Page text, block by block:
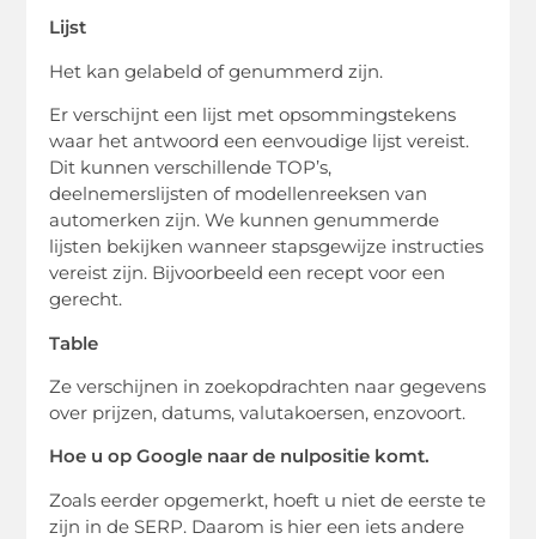
Lijst
Het kan gelabeld of genummerd zijn.
Er verschijnt een lijst met opsommingstekens
waar het antwoord een eenvoudige lijst vereist.
Dit kunnen verschillende TOP’s,
deelnemerslijsten of modellenreeksen van
automerken zijn. We kunnen genummerde
lijsten bekijken wanneer stapsgewijze instructies
vereist zijn. Bijvoorbeeld een recept voor een
gerecht.
Table
Ze verschijnen in zoekopdrachten naar gegevens
over prijzen, datums, valutakoersen, enzovoort.
Hoe u op Google naar de nulpositie komt.
Zoals eerder opgemerkt, hoeft u niet de eerste te
zijn in de SERP. Daarom is hier een iets andere